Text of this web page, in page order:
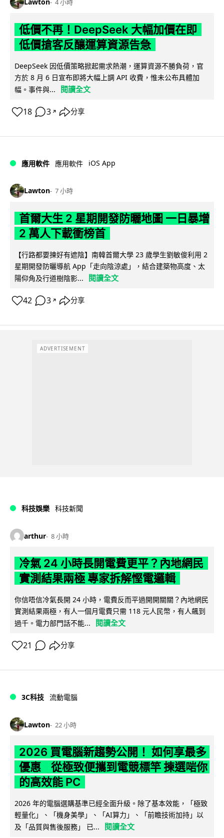
Lawton 4 小時
低價不再！DeepSeek 大幅加價在即
低價搶客反釀運算資源告急
DeepSeek 因低價策略掀起需求熱潮，運算資源不勝負荷，官
方於 8 月 6 日宣布即將大幅上調 API 收費，惟未公布具體加
幅。事件與...
閱讀全文
18 3 ↗ 分享
應用軟件 應用軟件 iOS App
Lawton 7 小時
首爾大生 2 星期開發防曬地圖 一日暴增
2 萬人下載衝榜首
【行路都要揀好有遮陰】南韓首爾大學 23 歲學生劉敏俊利用 2
星期開發防曬導航 App「走向陰涼處」，結合建築物高度、太
陽仰角及行道樹陰影...
閱讀全文
42 3 ↗ 分享
ADVERTISEMENT
科技娛樂 科技新聞
arthur 8 小時
冷氣 24 小時長開電費更平？內地網民
實測結果兩極 專家拆解慳電邏輯
你信唔信冷氣長開 24 小時，電費反而平過開開關關？內地網民
實測結果兩極，有人一個月電費只需 118 元人民幣，有人飆到
過千。電力部門話不能...
閱讀全文
21 分享
3C科技 流動電腦
Lawton 22 小時
2026 買電腦新趨勢公開！ 如何享最多
優惠 從極致便攜到電競標竿 揀選啱你
的高效能 PC
2026 年的電腦選購基準已經全面升級。除了基本效能，「極致
輕量化」、「機身美學」、「AI算力」、「前瞻技術加持」以
及「品質與售後服務」 已...
閱讀全文